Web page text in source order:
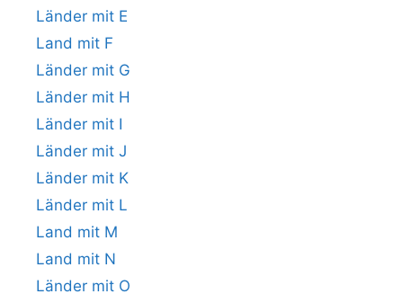
Länder mit E
Land mit F
Länder mit G
Länder mit H
Länder mit I
Länder mit J
Länder mit K
Länder mit L
Land mit M
Land mit N
Länder mit O